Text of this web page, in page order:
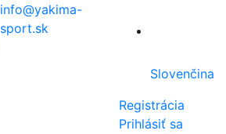
info@yakima-
sport.sk
Slovenčina
Registrácia
Prihlásiť sa